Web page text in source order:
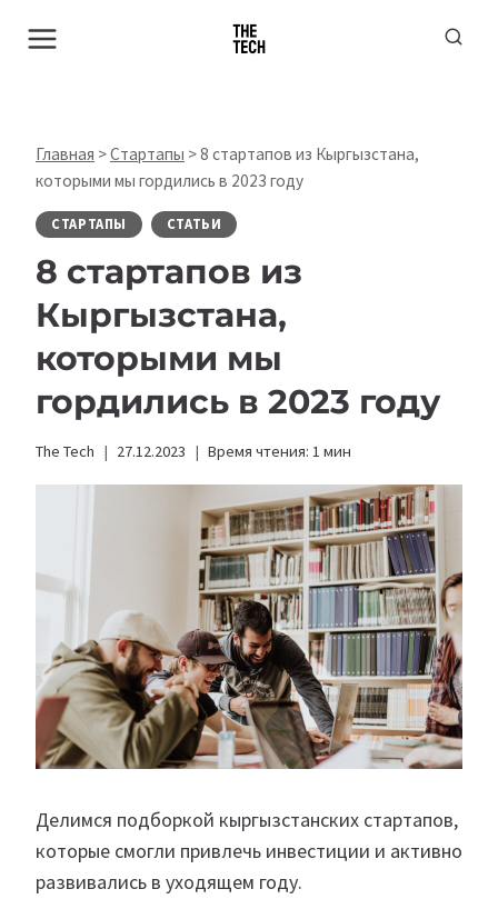
Главная >Стартапы >8 стартапов из Кыргызстана,
которыми мы гордились в 2023 году
СТАРТАПЫ СТАТЬИ
8 стартапов из
Кыргызстана,
которыми мы
гордились в 2023 году
The Tech 27.12.2023 Время чтения: 1 мин
Делимся подборкой кыргызстанских стартапов,
которые смогли привлечь инвестиции и активно
развивались в уходящем году.